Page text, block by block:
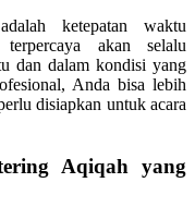
ketepatan waktu
akan selalu
dan dalam kondisi yang
Anda bisa lebih
disiapkan untuk acara
Aqiqah yang